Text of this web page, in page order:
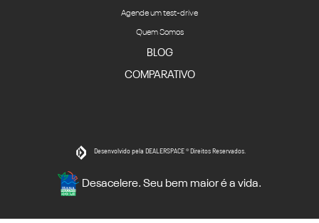
Agende um test-drive
Quem Somos
BLOG
COMPARATIVO
Desenvolvido pela DEALERSPACE ® Direitos Reservados.
Desacelere. Seu bem maior é a vida.